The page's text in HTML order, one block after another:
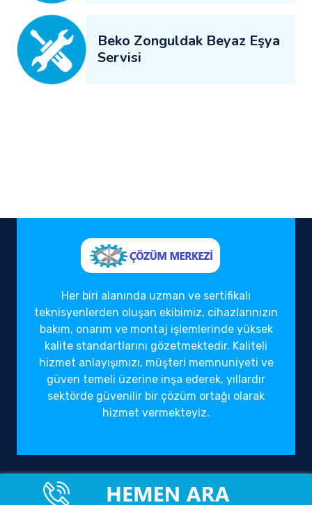
Beko Zonguldak Beyaz Eşya
Servisi
Her biri alanında uzman ve sertifikalı
teknisyenlerden oluşan ekibimiz, cihazlarınızın
bakım, onarım ve montaj işlemlerinde yüksek
kalite standartlarını gözetmektedir. Kaliteli
hizmet anlayışımızı, müşteri memnuniyeti ve
güven temeli üzerine inşa ederek, yıllardır
sektörde güvenilir bir çözüm ortağı olarak
hizmet vermekteyiz.
Ofisimiz